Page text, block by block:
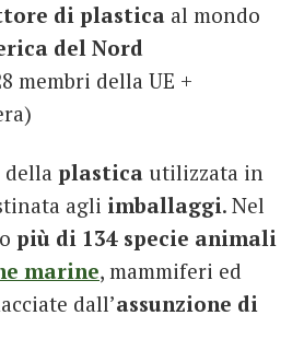
di plastica al mondo
del Nord
membri della UE +
plastica utilizzata in
agli imballaggi. Nel
più di 134 specie animali
marine, mammiferi ed
dall’assunzione di